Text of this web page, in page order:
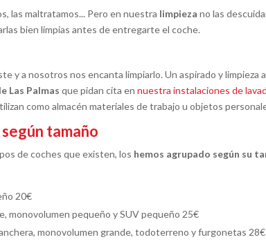
las maltratamos... Pero en nuestra limpiezano las
bien limpias antes de entregarte el coche.
y a nosotros nos encanta limpiarlo. Un aspirado y
Las Palmas que pidan cita ennuestra instalaciones de
como almacén materiales de trabajo u objetos
tamaño
de coches que existen, los hemos agrupado según su
20€
monovolumen pequeño y SUV pequeño 25€
monovolumen grande, todoterreno y furgonetas 28€